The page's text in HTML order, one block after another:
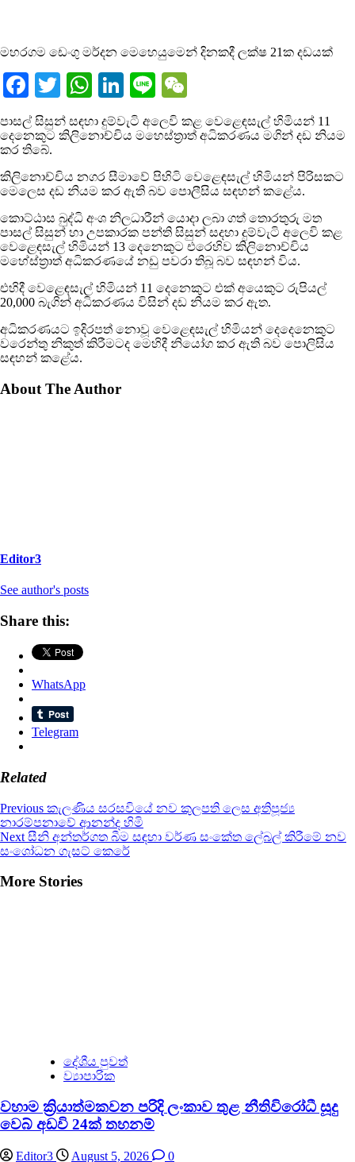
මහරගම ඩෙංගු මර්දන මෙහෙයුමෙන් දිනකදී ලක්ෂ 21ක දඩයක්
Facebook
TwitterWhatsApp
LinkedIn
Line
පාසල් සිසුන් සඳහා දුම්වැටි අලෙවි කළ වෙළෙඳසැල් හිමියන් 11
දෙනෙකුට කිලිනොච්චිය මහෙස්ත්‍රාත් අධිකරණය මගින් දඩ නියම
කර තිබේ.
කිලිනොච්චිය නගර සීමාවේ පිහිටි වෙළෙඳසැල් හිමියන් පිරිසකට
මෙලෙස දඩ නියම කර ඇති බව පොලීසිය සඳහන් කළේය.
කොට්ඨාස බුද්ධි අංශ නිලධාරීන් යොදා ලබා ගත් තොරතුරු මත
පාසල් සිසුන් හා උපකාරක පන්ති සිසුන් සදහා දුම්වැටි අලෙවි කළ
වෙළෙඳසැල් හිමියන් 13 දෙනෙකුට එරෙහිව කිලිනොච්චිය
මහේස්ත්‍රාත් අධිකරණයේ නඩු පවරා තිබූ බව සඳහන් විය.
එහිදී වෙළෙඳසැල් හිමියන් 11 දෙනෙකුට එක් අයෙකුට රුපියල්
20,000 බැගින් අධිකරණය විසින් දඩ නියම කර ඇත.
අධිකරණයට ඉදිරපත් නොවූ වෙළෙඳසැල් හිමියන් දෙදෙනෙකුට
වරෙන්තු නිකුත් කිරීමටද මෙහිදී නියෝග කර ඇති බව පොලිසිය
සඳහන් කළේය.
About The Author
Editor3
See author's posts
Share this:
WhatsApp
Telegram
Related
Continue
Reading
Previous කැලණිය සරසවියේ නව කුලපති ලෙස අතිපූජ්‍ය
නාරම්පනාවේ ආනන්ද හිමි
Next සීනි අන්තර්ගත බීම සඳහා වර්ණ සංකේත ලේබල් කිරීමේ නව
සංශෝධන ගැසට් කෙරේ
More Stories
දේශීය පුවත්
ව්‍යාපාරික
වහාම ක්‍රියාත්මකවන පරිදි ලංකාව තුළ නීතිවිරෝධී සූදු
වෙබ් අඩවි 24ක් තහනම්
Editor3 August 5, 2026 0